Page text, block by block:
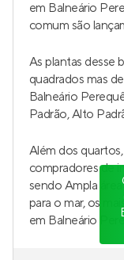
em Balneário
comum são
As plantas desse
quadrados mas
Balneário
Padrão, Alto
Além dos
compradores de
sendo Ampla
para o mar, os
em Balneário